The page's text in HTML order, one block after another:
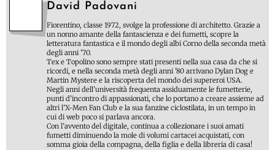
David Padovani
Fiorentino, classe 1972, svolge la professione di architetto. Grazie a
un nonno amante della fantascienza e dei fumetti, scopre la
letteratura fantastica e il mondo degli albi Corno della seconda metà
degli anni '70.
Tex e Topolino sono sempre stati presenti nella sua casa da che si
ricordi, e nella seconda metà degli anni '80 arrivano Dylan Dog e
Martin Mystere e la riscoperta del mondo dei supereroi USA.
Negli anni dell’università frequenta assiduamente le fumetterie,
punti d’incontro di appassionati, che lo portano a creare assieme ad
altri l’X-Men Fan Club e la sua fanzine ciclostilata, in un tempo in
cui di web poco si parlava ancora.
Con l’avvento del digitale, continua a collezionare i suoi amati
fumetti diminuendo la mole di volumi cartacei acquistati, con
somma gioia della compagna, della figlia e della libreria di casa!